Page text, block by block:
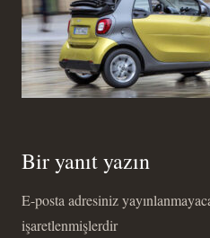
Bir yanıt yazın
E-posta adresiniz
işaretlenmişlerdir